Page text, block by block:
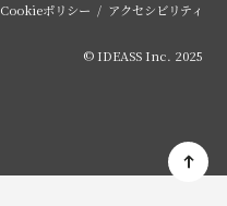
Cookieポリシー アクセシビリティ
© IDEASS Inc. 2025